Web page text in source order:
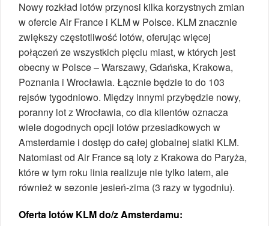
Nowy rozkład lotów przynosi kilka korzystnych zmian
w ofercie Air France i KLM w Polsce. KLM znacznie
zwiększy częstotliwość lotów, oferując więcej
połączeń ze wszystkich pięciu miast, w których jest
obecny w Polsce – Warszawy, Gdańska, Krakowa,
Poznania i Wrocławia. Łącznie będzie to do 103
rejsów tygodniowo. Między innymi przybędzie nowy,
poranny lot z Wrocławia, co dla klientów oznacza
wiele dogodnych opcji lotów przesiadkowych w
Amsterdamie i dostęp do całej globalnej siatki KLM.
Natomiast od Air France są loty z Krakowa do Paryża,
które w tym roku linia realizuje nie tylko latem, ale
również w sezonie jesień-zima (3 razy w tygodniu).
Oferta lotów KLM do/z Amsterdamu: